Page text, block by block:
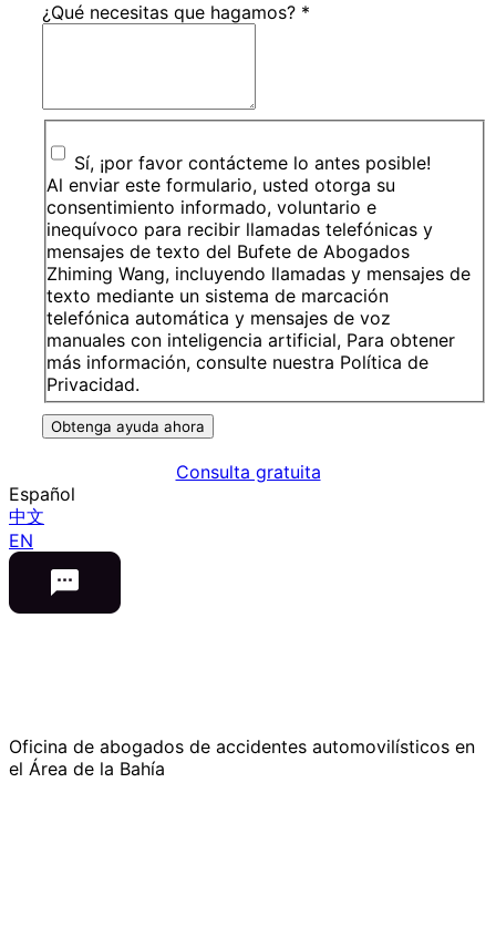
¿Qué necesitas que hagamos? *
Sí, ¡por favor contácteme lo antes posible!
Al enviar este formulario, usted otorga su
consentimiento informado, voluntario e
inequívoco para recibir llamadas telefónicas y
mensajes de texto del Bufete de Abogados
Zhiming Wang, incluyendo llamadas y mensajes de
texto mediante un sistema de marcación
telefónica automática y mensajes de voz
manuales con inteligencia artificial, Para obtener
más información, consulte nuestra Política de
Privacidad.
Obtenga ayuda ahora
Consulta gratuita
Español
中文
EN
Oficina de abogados de accidentes automovilísticos en
el Área de la Bahía